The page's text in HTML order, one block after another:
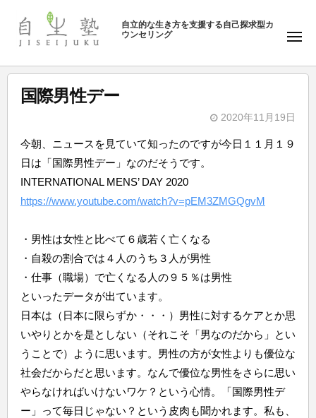
ン
自
塾
自立的な生き方を支援する自己探求型カ
ウンセリング
メ
ュ
ー
国際男性デー
2020年11月19日
自
生
塾
今朝、ニュースを見ていて知ったのですが今日１１月１９
日は「国際男性デー」なのだそうです。
INTERNATIONAL MENS’ DAY 2020
https://www.youtube.com/watch?v=pEM3ZMGQgvM
・男性は女性と比べて６歳若く亡くなる
・自殺の割合では４人のうち３人が男性
・仕事（職場）で亡くなる人の９５％は男性
といったデータが出ています。
日本は（日本に限らずか・・・）男性に対するケアとか思
いやりとかを是としない（それこそ「男なのだから」とい
うことで）ように思います。男性の方が女性よりも優位な
社会だからだと思います。なんで優位な男性をさらに思い
やらなければいけないワケ？という心情。「国際男性デ
ー」って毎日じゃない？という皮肉も聞かれます。私も、